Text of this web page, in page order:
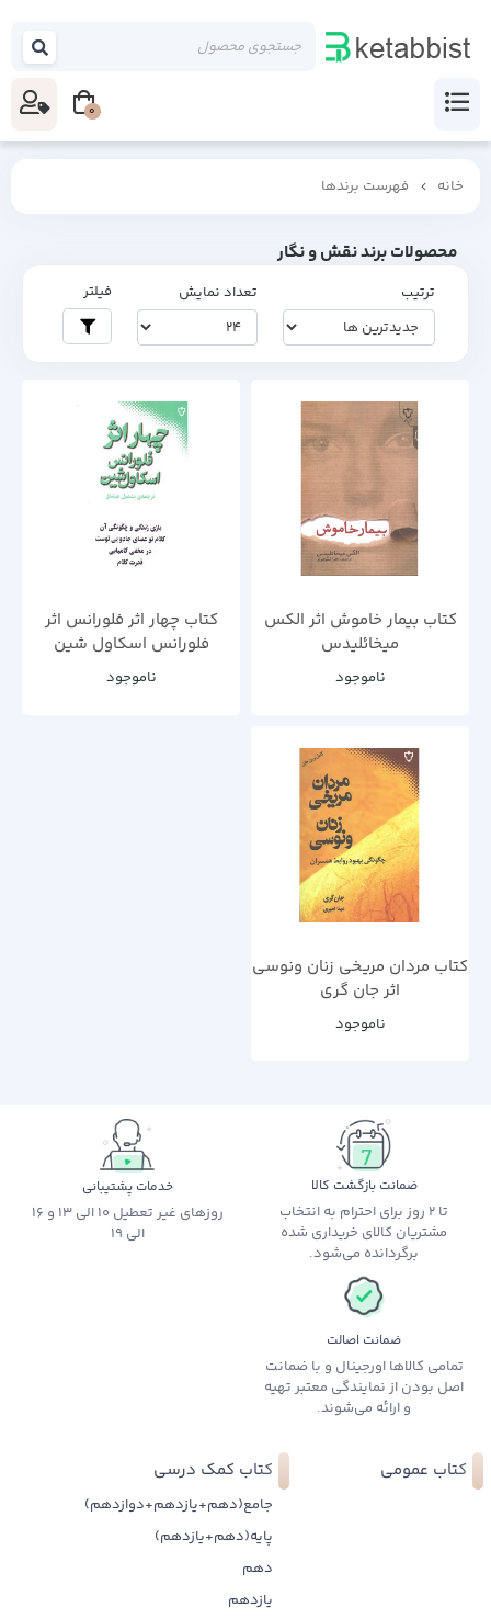
خانه فهرست برندها
محصولات برند نقش و نگار
ترتیب تعداد نمایش فیلتر
کتاب بیمار خاموش اثر الکس
میخائلیدس
ناموجود
کتاب چهار اثر فلورانس اثر
فلورانس اسکاول شین
ناموجود
کتاب مردان مریخی زنان ونوسی
اثر جان گری
ناموجود
ضمانت بازگشت کالا
تا 2 روز برای احترام به انتخاب
مشتریان کالای خریداری شده
برگردانده می‌شود.
خدمات پشتیبانی
روزهای غیر تعطیل 10 الی 13 و 16
الی 19
ضمانت اصالت
تمامی کالاها اورجینال و با ضمانت
اصل بودن از نمایندگی معتبر تهیه
و ارائه می‌شوند.
کتاب عمومی کتاب کمک درسی
جامع(دهم+یازدهم+دوازدهم)
پایه(دهم+یازدهم)
دهم
یازدهم
0